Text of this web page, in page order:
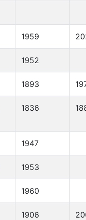
1959
1952
1893
1836
1947
1953
1960
1906